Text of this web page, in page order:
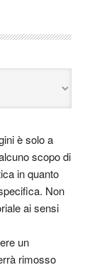
è solo a
scopo di
in quanto
Non
ai sensi
un
rimosso